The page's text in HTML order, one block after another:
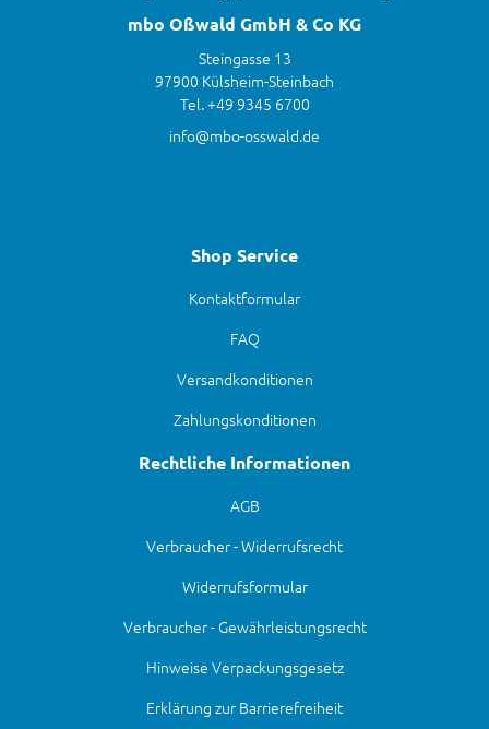
mbo Oßwald GmbH & Co KG
Steingasse 13
97900 Külsheim-Steinbach
Tel. +49 9345 6700
info@mbo-osswald.de
Shop Service
Kontaktformular
FAQ
Versandkonditionen
Zahlungskonditionen
Rechtliche Informationen
AGB
Verbraucher - Widerrufsrecht
Widerrufsformular
Verbraucher - Gewährleistungsrecht
Hinweise Verpackungsgesetz
Erklärung zur Barrierefreiheit